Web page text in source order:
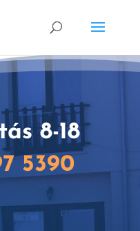
8-18
5390